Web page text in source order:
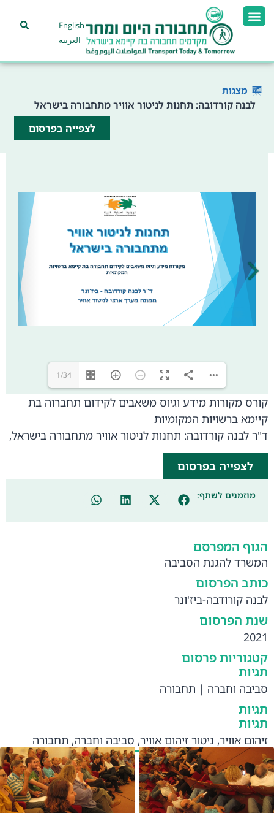
English
العربية
מצגות
לבנה קורדובה: תחנות לניטור אוויר מתחבורה בישראל
לצפייה בפרסום
1/34
קורס מקורות מידע וגיוס משאבים לקידום תחברוה בת
קיימא ברשויות המקומיות
ד"ר לבנה קורדובה: תחנות לניטור אוויר מתחבורה בישראל,
לצפייה בפרסום
מוזמנים לשתף:
הגוף המפרסם
המשרד להגנת הסביבה
כותב הפרסום
לבנה קורודבה-ביז'ונר
שנת הפרסום
2021
קטגוריות פרסום
תגיות
סביבה וחברה | תחבורה
תגיות
תגיות
זיהום אוויר, ניטור זיהום אוויר, סביבה וחברה, תחבורה